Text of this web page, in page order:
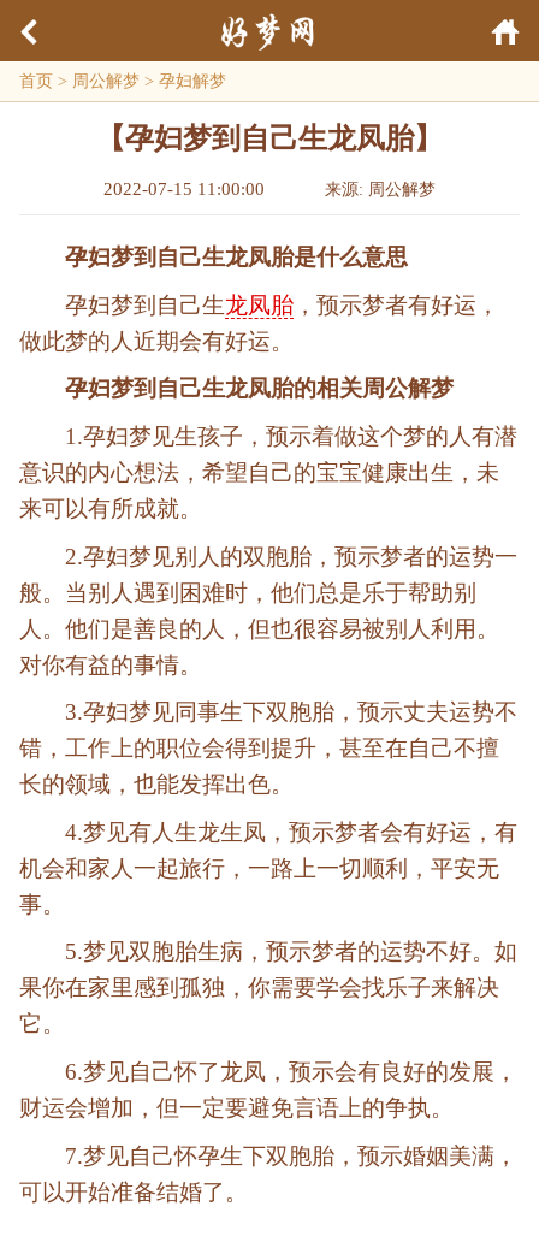
首页 > 周公解梦 > 孕妇解梦
【孕妇梦到自己生龙凤胎】
2022-07-15 11:00:00 来源: 周公解梦
孕妇梦到自己生龙凤胎是什么意思
孕妇梦到自己生龙凤胎 ，预示梦者有好运，
做此梦的人近期会有好运。
孕妇梦到自己生龙凤胎的相关周公解梦
1.孕妇梦见生孩子，预示着做这个梦的人有潜
意识的内心想法，希望自己的宝宝健康出生，未
来可以有所成就。
2.孕妇梦见别人的双胞胎，预示梦者的运势一
般。当别人遇到困难时，他们总是乐于帮助别
人。他们是善良的人，但也很容易被别人利用。
对你有益的事情。
3.孕妇梦见同事生下双胞胎，预示丈夫运势不
错，工作上的职位会得到提升，甚至在自己不擅
长的领域，也能发挥出色。
4.梦见有人生龙生凤，预示梦者会有好运，有
机会和家人一起旅行，一路上一切顺利，平安无
事。
5.梦见双胞胎生病，预示梦者的运势不好。如
果你在家里感到孤独，你需要学会找乐子来解决
它。
6.梦见自己怀了龙凤，预示会有良好的发展，
财运会增加，但一定要避免言语上的争执。
7.梦见自己怀孕生下双胞胎，预示婚姻美满，
可以开始准备结婚了。